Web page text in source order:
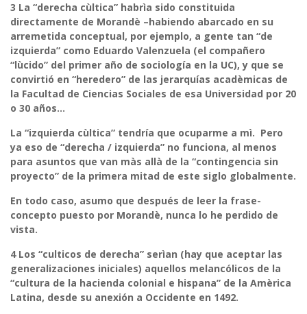
3 La “derecha cùltica” habrìa sido constituida
directamente de Morandè –habiendo abarcado en su
arremetida conceptual, por ejemplo, a gente tan “de
izquierda” como Eduardo Valenzuela (el compañero
“lùcido” del primer año de sociología en la UC), y que se
convirtió en “heredero” de las jerarquías acadèmicas de
la Facultad de Ciencias Sociales de esa Universidad por 20
o 30 años…
La “izquierda cùltica” tendría que ocuparme a mì. Pero
ya eso de “derecha / izquierda” no funciona, al menos
para asuntos que van màs allà de la “contingencia sin
proyecto” de la primera mitad de este siglo globalmente.
En todo caso, asumo que después de leer la frase-
concepto puesto por Morandè, nunca lo he perdido de
vista.
4 Los “culticos de derecha” serìan (hay que aceptar las
generalizaciones iniciales) aquellos melancólicos de la
“cultura de la hacienda colonial e hispana” de la Amèrica
Latina, desde su anexión a Occidente en 1492.